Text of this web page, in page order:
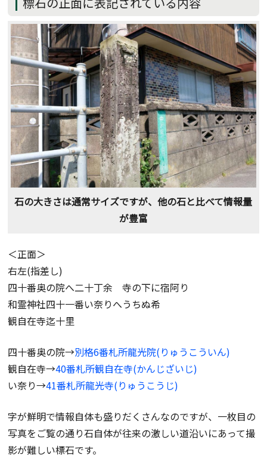
石の大きさは通常サイズですが、他の石と比べて情報量
が豊富
＜正面＞
右左(指差し)
四十番奥の院へ二十丁余 寺の下に宿阿り
和霊神社四十一番い奈りへうちぬ希
観自在寺迄十里
四十番奥の院→別格6番札所龍光院(りゅうこういん)
観自在寺→40番札所観自在寺(かんじざいじ)
い奈り→41番札所龍光寺(りゅうこうじ)
字が鮮明で情報自体も盛りだくさんなのですが、一枚目の
写真をご覧の通り石自体が往来の激しい道沿いにあって撮
影が難しい標石です。